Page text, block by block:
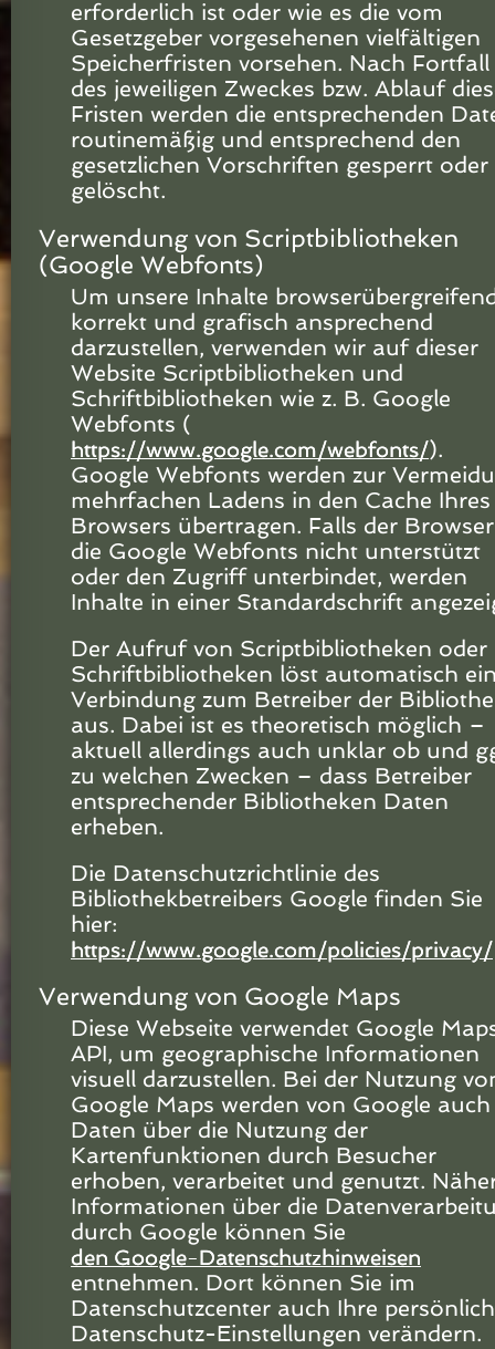
erforderlich ist oder wie es die vom
Gesetzgeber vorgesehenen vielfältigen
Speicherfristen vorsehen. Nach Fortfall
des jeweiligen Zweckes bzw. Ablauf
Fristen werden die entsprechenden
routinemäßig und entsprechend den
gesetzlichen Vorschriften gesperrt oder
gelöscht.
Verwendung von Scriptbibliotheken
(Google Webfonts)
Um unsere Inhalte
korrekt und grafisch ansprechend
darzustellen, verwenden wir auf dieser
Website Scriptbibliotheken und
Schriftbibliotheken wie z. B. Google
Webfonts (
https://www.google.com/webfonts/).
Google Webfonts werden zur
mehrfachen Ladens in den Cache Ihres
Browsers übertragen. Falls der Browser
die Google Webfonts nicht unterstützt
oder den Zugriff unterbindet, werden
Inhalte in einer Standardschrift
Der Aufruf von Scriptbibliotheken oder
Schriftbibliotheken löst automatisch
Verbindung zum Betreiber der
aus. Dabei ist es theoretisch möglich –
aktuell allerdings auch unklar ob und
zu welchen Zwecken – dass Betreiber
entsprechender Bibliotheken Daten
erheben.
Die Datenschutzrichtlinie des
Bibliothekbetreibers Google finden Sie
hier:
https://www.google.com/policies/privacy/
Verwendung von Google Maps
Diese Webseite verwendet Google
API, um geographische Informationen
visuell darzustellen. Bei der Nutzung
Google Maps werden von Google auch
Daten über die Nutzung der
Kartenfunktionen durch Besucher
erhoben, verarbeitet und genutzt.
Informationen über die
durch Google können Sie
den Google-Datenschutzhinweisen
entnehmen. Dort können Sie im
Datenschutzcenter auch Ihre
Datenschutz-Einstellungen verändern.